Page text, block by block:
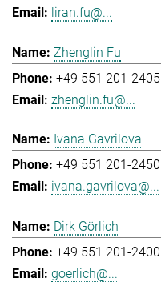
liran.fu@...
Zhenglin Fu
+49 551 201-2405
zhenglin.fu@...
Ivana Gavrilova
+49 551 201-2450
ivana.gavrilova@...
Dirk Görlich
+49 551 201-2400
goerlich@...